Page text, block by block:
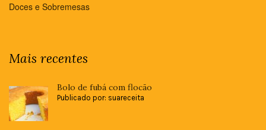
Doces e Sobremesas
Mais recentes
Bolo de fubá com flocão
Publicado por: suareceita